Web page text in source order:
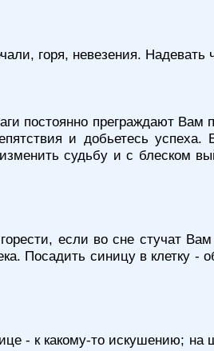
горя, невезения. Надевать
постоянно преграждают Вам
и добьетесь
судьбу и с блеском
если во сне стучат
Посадить синицу в клетку -
- к какому-то искушению; на